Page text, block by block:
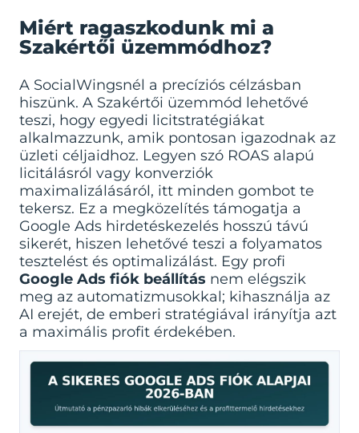
Miért ragaszkodunk mi a
Szakértői üzemmódhoz?
A SocialWingsnél a precíziós célzásban
hiszünk. A Szakértői üzemmód lehetővé
teszi, hogy egyedi licitstratégiákat
alkalmazzunk, amik pontosan igazodnak az
üzleti céljaidhoz. Legyen szó ROAS alapú
licitálásról vagy konverziók
maximalizálásáról, itt minden gombot te
tekersz. Ez a megközelítés támogatja a
Google Ads hirdetéskezelés hosszú távú
sikerét, hiszen lehetővé teszi a folyamatos
tesztelést és optimalizálást. Egy profi
Google Ads fiók beállítás nem elégszik
meg az automatizmusokkal; kihasználja az
AI erejét, de emberi stratégiával irányítja azt
a maximális profit érdekében.